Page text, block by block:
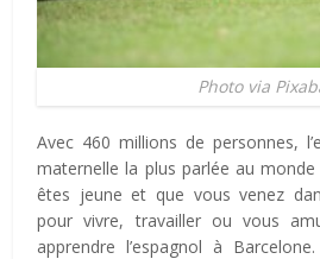
Photo via
Avec 460 millions de personnes,
maternelle la plus parlée au monde
êtes jeune et que vous venez
pour vivre, travailler ou vous
apprendre l’espagnol à